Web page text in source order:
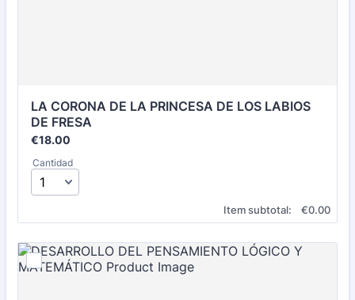
LA CORONA DE LA PRINCESA DE LOS LABIOS
DE FRESA
€18.00
€18.00
Cantidad
Item subtotal: €0.00
€0.00